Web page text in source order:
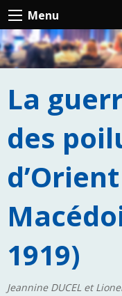
Menu
La
des
1919)
Jeannine DUCEL et